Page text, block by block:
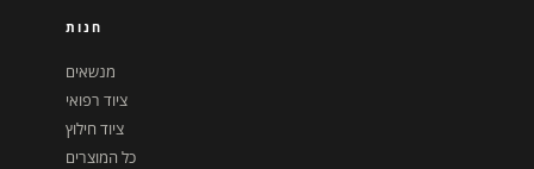
חנות
מנשאים
ציוד רפואי
ציוד חילוץ
כל המוצרים